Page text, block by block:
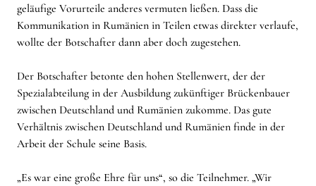
geläufige Vorurteile anderes vermuten ließen. Dass die
Kommunikation in Rumänien in Teilen etwas direkter verlaufe,
wollte der Botschafter dann aber doch zugestehen.
Der Botschafter betonte den hohen Stellenwert, der der
Spezialabteilung in der Ausbildung zukünftiger Brückenbauer
zwischen Deutschland und Rumänien zukomme. Das gute
Verhältnis zwischen Deutschland und Rumänien finde in der
Arbeit der Schule seine Basis.
„Es war eine große Ehre für uns“, so die Teilnehmer. „Wir